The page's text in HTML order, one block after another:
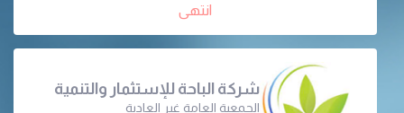
انتهى
شركة الباحة للإستثمار والتنمية
الجمعية العامة غير العادية